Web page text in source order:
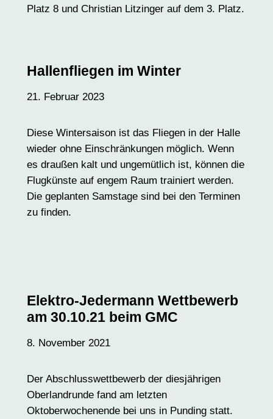
Platz 8 und Christian Litzinger auf dem 3. Platz.
Hallenfliegen im Winter
21. Februar 2023
Diese Wintersaison ist das Fliegen in der Halle
wieder ohne Einschränkungen möglich. Wenn
es draußen kalt und ungemütlich ist, können die
Flugkünste auf engem Raum trainiert werden.
Die geplanten Samstage sind bei den Terminen
zu finden.
Elektro-Jedermann Wettbewerb
am 30.10.21 beim GMC
8. November 2021
Der Abschlusswettbewerb der diesjährigen
Oberlandrunde fand am letzten
Oktoberwochenende bei uns in Punding statt.